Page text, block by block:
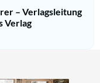
– Verlagsleitung
Verlag